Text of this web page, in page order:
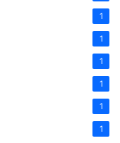
1
1
1
1
1
1